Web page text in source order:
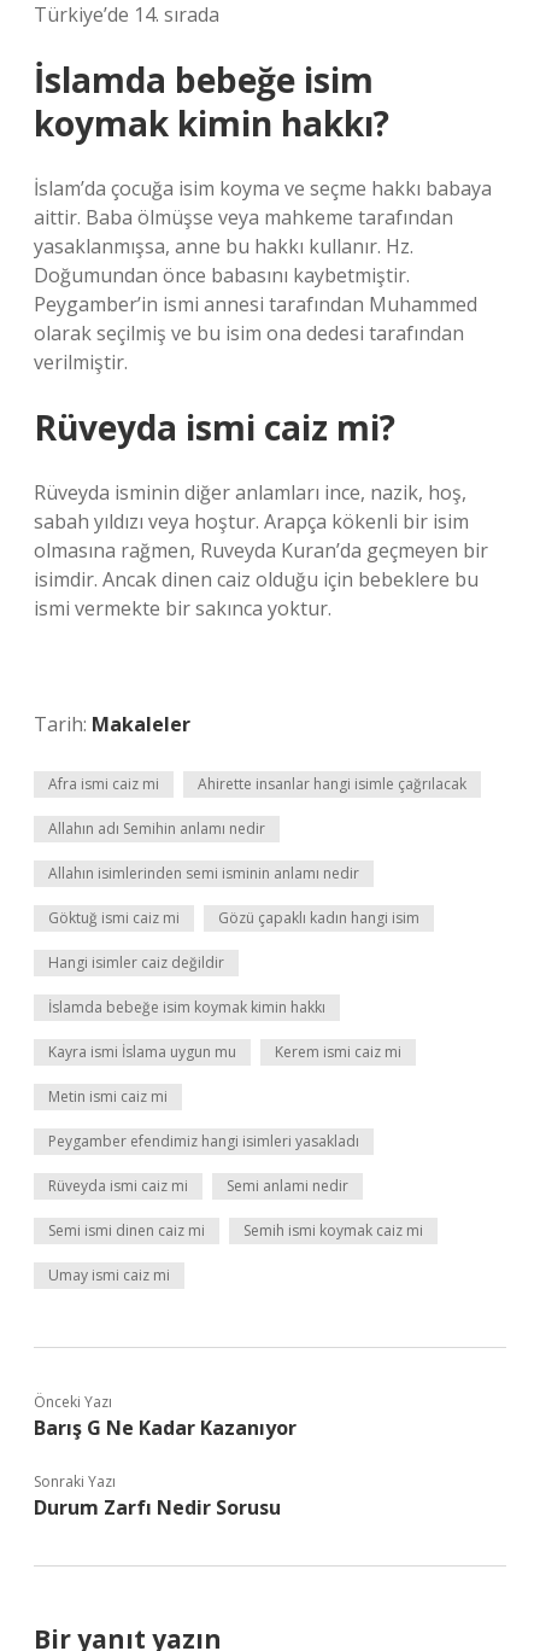
Türkiye’de 14. sırada
İslamda bebeğe isim
koymak kimin hakkı?
İslam’da çocuğa isim koyma ve seçme hakkı babaya
aittir. Baba ölmüşse veya mahkeme tarafından
yasaklanmışsa, anne bu hakkı kullanır. Hz.
Doğumundan önce babasını kaybetmiştir.
Peygamber’in ismi annesi tarafından Muhammed
olarak seçilmiş ve bu isim ona dedesi tarafından
verilmiştir.
Rüveyda ismi caiz mi?
Rüveyda isminin diğer anlamları ince, nazik, hoş,
sabah yıldızı veya hoştur. Arapça kökenli bir isim
olmasına rağmen, Ruveyda Kuran’da geçmeyen bir
isimdir. Ancak dinen caiz olduğu için bebeklere bu
ismi vermekte bir sakınca yoktur.
Tarih: Makaleler
Afra ismi caiz mi Ahirette insanlar hangi isimle çağrılacak
Allahın adı Semihin anlamı nedir
Allahın isimlerinden semi isminin anlamı nedir
Göktuğ ismi caiz mi Gözü çapaklı kadın hangi isim
Hangi isimler caiz değildir
İslamda bebeğe isim koymak kimin hakkı
Kayra ismi İslama uygun mu Kerem ismi caiz mi
Metin ismi caiz mi
Peygamber efendimiz hangi isimleri yasakladı
Rüveyda ismi caiz mi Semi anlami nedir
Semi ismi dinen caiz mi Semih ismi koymak caiz mi
Umay ismi caiz mi
Önceki Yazı
Barış G Ne Kadar Kazanıyor
Sonraki Yazı
Durum Zarfı Nedir Sorusu
Bir yanıt yazın